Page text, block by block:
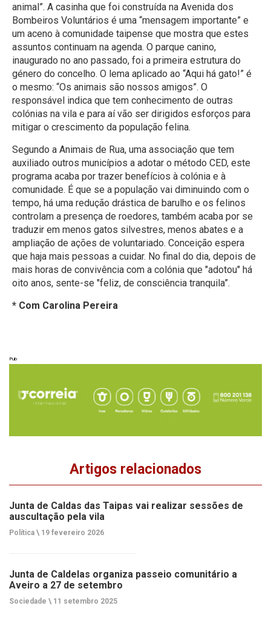
animal”. A casinha que foi construída na Avenida dos
Bombeiros Voluntários é uma “mensagem importante” e
um aceno à comunidade taipense que mostra que estes
assuntos continuam na agenda. O parque canino,
inaugurado no ano passado, foi a primeira estrutura do
género do concelho. O lema aplicado ao “Aqui há gato!” é
o mesmo: “Os animais são nossos amigos”. O
responsável indica que tem conhecimento de outras
colónias na vila e para aí vão ser dirigidos esforços para
mitigar o crescimento da população felina.
Segundo a Animais de Rua, uma associação que tem
auxiliado outros municípios a adotar o método CED, este
programa acaba por trazer benefícios à colónia e à
comunidade. É que se a população vai diminuindo com o
tempo, há uma redução drástica de barulho e os felinos
controlam a presença de roedores, também acaba por se
traduzir em menos gatos silvestres, menos abates e a
ampliação de ações de voluntariado. Conceição espera
que haja mais pessoas a cuidar. No final do dia, depois de
mais horas de convivência com a colónia que "adotou" há
oito anos, sente-se "feliz, de consciência tranquila”.
* Com Carolina Pereira
Pub
Artigos relacionados
Junta de Caldas das Taipas vai realizar sessões de
auscultação pela vila
Política \ 19 fevereiro 2026
Junta de Caldelas organiza passeio comunitário a
Aveiro a 27 de setembro
Sociedade \ 11 setembro 2025